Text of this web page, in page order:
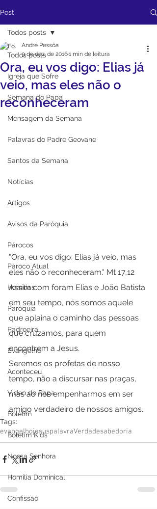
Post
Todos posts
Igreja que Sofre
Semana do Papa
Mensagem da Semana
Palavras do Padre Geovane
Santos da Semana
Notícias
Artigos
Avisos da Paróquia
Párocos
Pároco Atual
Homilias
Paróquia
Padroeira
Evangelho
Aconteceu
Video do Papa
Boletim
Boletim Kids
Nossa Senhora
Homilia Dominical
Confissão
Todos posts
Ora, eu vos digo: Elias já
veio, mas eles não o
reconheceram
André Pessôa
9 de dez. de 20161 min de leitura
"Ora, eu vos digo: Elias já veio, mas
eles não o reconheceram." Mt 17,12
Assim com foram Elias e João Batista
em seu tempo, nós somos aquele
que aplaina o caminho das pessoas
que cruzamos, para quem
encontrem a Jesus.
Seremos os profetas de nosso
tempo, não a discursar nas praças,
mas ao nos empenharmos em ser
amigo verdadeiro de nossos amigos.
Tags:
evangelhojesuspalavraVerdadesabedoria